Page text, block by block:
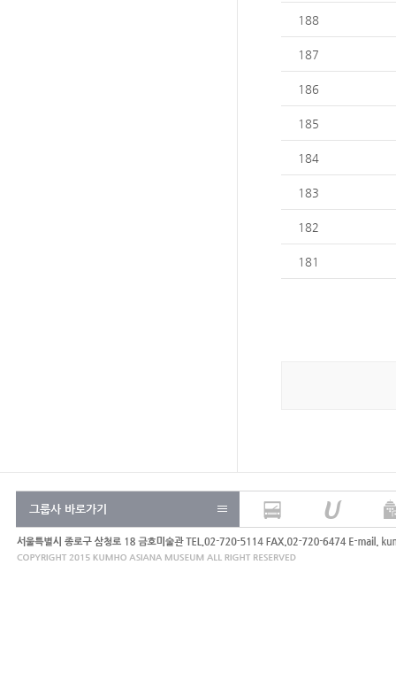
188
187
186
185
184
183
182
181
그룹사 바로가기